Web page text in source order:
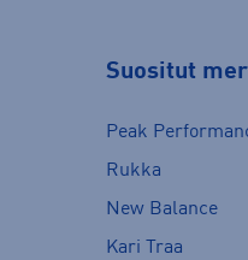
Suositut
Peak
Rukka
New Balance
Kari Traa